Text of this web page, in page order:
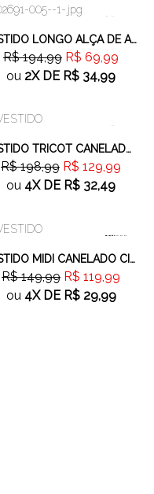
64%
VESTIDO LONGO ALÇA DE AMARRAÇÃO VERDE
R$ 194,99 R$ 69,99
ou 2XDE R$ 34,99
34%
VESTIDO TRICOT CANELADO BEGE
R$ 198,99 R$ 129,99
ou 4XDE R$ 32,49
20%OFF
VESTIDO MIDI CANELADO CINZA
R$ 149,99 R$ 119,99
ou 4XDE R$ 29,99